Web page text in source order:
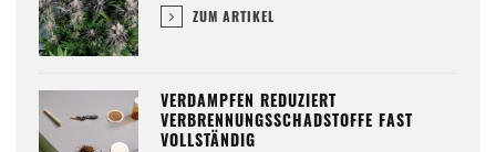
ZUM ARTIKEL
VERDAMPFEN REDUZIERT
VERBRENNUNGSSCHADSTOFFE FAST
VOLLSTÄNDIG